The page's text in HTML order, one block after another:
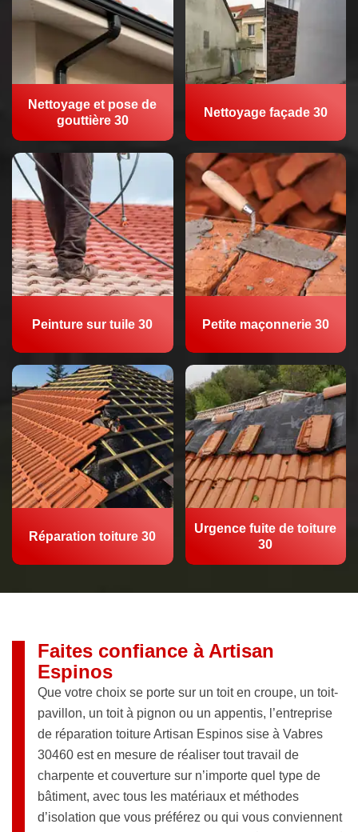
Nettoyage et pose de
gouttière 30
Nettoyage façade 30
Peinture sur tuile 30 Petite maçonnerie 30
Réparation toiture 30
Urgence fuite de toiture
30
Faites confiance à Artisan
Espinos
Que votre choix se porte sur un toit en croupe, un toit-
pavillon, un toit à pignon ou un appentis, l’entreprise
de réparation toiture Artisan Espinos sise à Vabres
30460 est en mesure de réaliser tout travail de
charpente et couverture sur n’importe quel type de
bâtiment, avec tous les matériaux et méthodes
d’isolation que vous préférez ou qui vous conviennent